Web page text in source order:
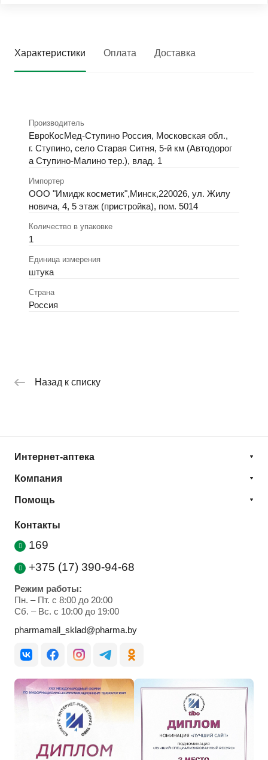
Характеристики Оплата Доставка
Производитель
ЕвроКосМед-Ступино Россия, Московская обл.,
г. Ступино, село Старая Ситня, 5-й км (Автодорог
а Ступино-Малино тер.), влад. 1
Импортер
ООО "Имидж косметик",Минск,220026, ул. Жилу
новича, 4, 5 этаж (пристройка), пом. 5014
Количество в упаковке
1
Единица измерения
штука
Страна
Россия
Назад к списку
Интернет-аптека
Компания
Помощь
Контакты
169
+375 (17) 390-94-68
Режим работы:
Пн. – Пт. с 8:00 до 20:00
Cб. – Вс. с 10:00 до 19:00
pharmamall_sklad@pharma.by